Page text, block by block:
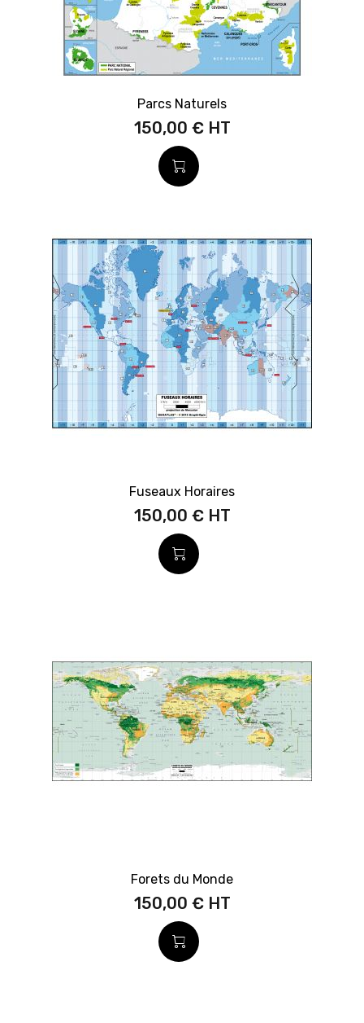
Parcs Naturels
150,00 €
Fuseaux Horaires
150,00 €
Forets du Monde
150,00 €